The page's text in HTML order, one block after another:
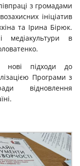
з громадами
ініціатив
та Ірина Бірюк.
медіакультури в
нові підходи до
Програми з
відновлення